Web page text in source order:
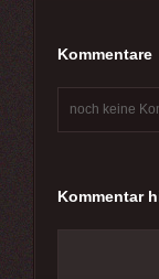
Kommentare
noch keine
Kommentar